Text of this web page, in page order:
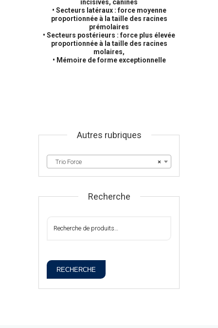
incisives, canines
• Secteurs latéraux : force moyenne
proportionnée à la taille des racines
prémolaires
• Secteurs postérieurs : force plus élevée
proportionnée à la taille des racines
molaires,
• Mémoire de forme exceptionnelle
Autres rubriques
×
Trio Force
Recherche
RECHERCHE